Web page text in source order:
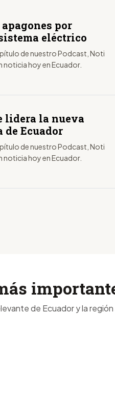
por
eléctrico
de nuestro Podcast, Noti
noticia hoy en Ecuador.
lidera la nueva
de Ecuador
de nuestro Podcast, Noti
noticia hoy en Ecuador.
de Ecuador y la